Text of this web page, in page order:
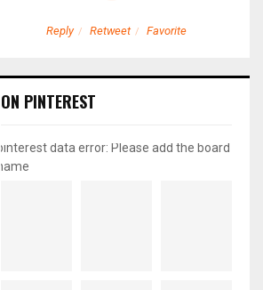
Reply Retweet Favorite
ON PINTEREST
pinterest data error: Please add the board
name